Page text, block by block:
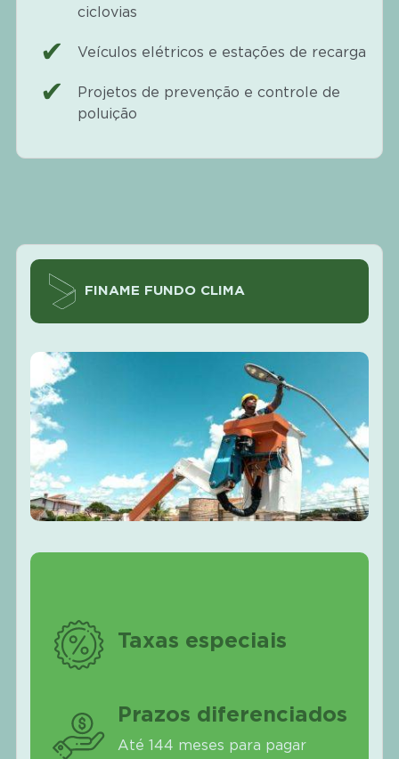
ciclovias
Veículos elétricos e estações de recarga
Projetos de prevenção e controle de
poluição
FINAME FUNDO CLIMA
Taxas especiais
Prazos diferenciados
Até 144 meses para pagar